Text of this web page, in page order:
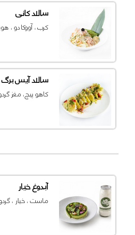
سالاد کانی
کرب ، آووکادو ،
سالاد آیس برگ
کاهو پیچ، مغز
آبدوغ خیار
ماست ، خیار ،